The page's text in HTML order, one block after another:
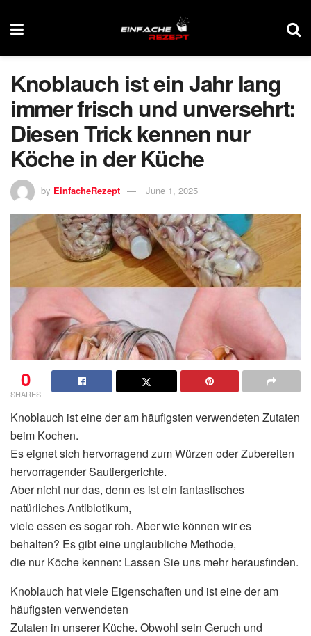
Knoblauch ist ein Jahr lang
immer frisch und unversehrt:
Diesen Trick kennen nur
Köche in der Küche
by EinfacheRezept June 1, 2025
0
SHARES
Knoblauch ist eine der am häufigsten verwendeten Zutaten
beim Kochen.
Es eignet sich hervorragend zum Würzen oder Zubereiten
hervorragender Sautiergerichte.
Aber nicht nur das, denn es ist ein fantastisches
natürliches Antibiotikum,
viele essen es sogar roh. Aber wie können wir es
behalten? Es gibt eine unglaubliche Methode,
die nur Köche kennen: Lassen Sie uns mehr herausfinden.
Knoblauch hat viele Eigenschaften und ist eine der am
häufigsten verwendeten
Zutaten in unserer Küche. Obwohl sein Geruch und